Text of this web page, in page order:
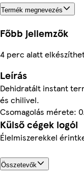
Termék megnevezés
Főbb jellemzők
4 perc alatt
Leírás
Dehidratált instant
és chilivel.
Csomagolás mérete:
Külső cégek logói
Élelmiszerekkel
Összetevők